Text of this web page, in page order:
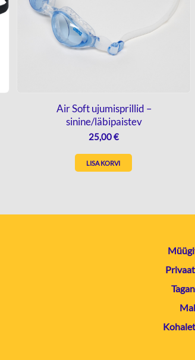
Air Soft ujumisprillid –
sinine/läbipaistev
25,00€
LISA KORVI